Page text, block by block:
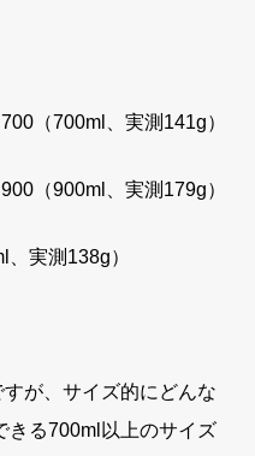
（700ml、実測141g）
（900ml、実測179g）
実測138g）
が、サイズ的にどんな
きる700ml以上のサイズ